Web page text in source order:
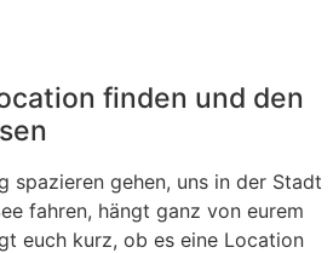
finden und den
spazieren gehen, uns in der Stadt
fahren, hängt ganz von eurem
euch kurz, ob es eine Location